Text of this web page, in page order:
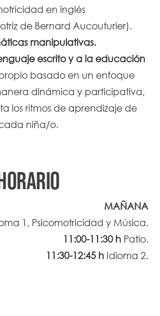
en inglés
de Bernard Aucouturier).
manipulativas.
escrito y a la educación
basado en un enfoque
dinámica y participativa,
los ritmos de aprendizaje de
niña/o.
MAÑANA
1, Psicomotricidad y Música.
11:00-11:30 h Patio.
11:30-12:45 h Idioma 2.